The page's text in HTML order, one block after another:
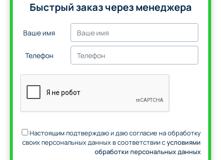
Быстрый заказ через менеджера
Ваше имя
Телефон
Настоящим подтверждаю и даю согласие на обработку
своих персональных данных в соответствии сусловиями
обработки персональных данных